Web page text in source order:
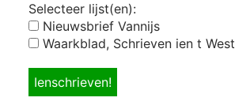
Selecteer lijst(en):
Nieuwsbrief Vannijs
Waarkblad, Schrieven ien t